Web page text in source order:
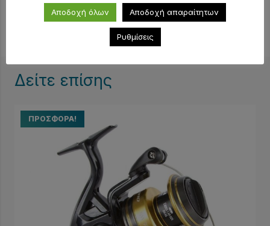
Έξτρα πομπίνα : –
Δείτε επίσης
ΠΡΟΣΦΟΡΆ!
Αποδοχή όλων Αποδοχή απαραίτητων
Ρυθμίσεις